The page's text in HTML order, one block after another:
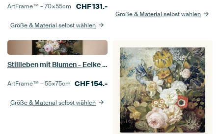
ArtFrame™ –70×55cm CHF131.-
Größe & Material selbst wählen
Größe & Material selbst wählen
Stillleben mit Blumen - Eelke Jelles Eelkema
ArtFrame™ –55×75cm CHF154.-
Größe & Material selbst wählen